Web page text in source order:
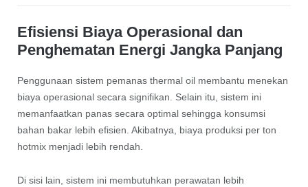
Efisiensi Biaya Operasional dan
Penghematan Energi Jangka Panjang
Penggunaan sistem pemanas thermal oil membantu menekan
biaya operasional secara signifikan. Selain itu, sistem ini
memanfaatkan panas secara optimal sehingga konsumsi
bahan bakar lebih efisien. Akibatnya, biaya produksi per ton
hotmix menjadi lebih rendah.
Di sisi lain, sistem ini membutuhkan perawatan lebih